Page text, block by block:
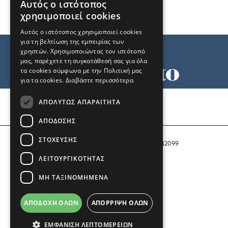
Αριθμός Πιστοποίησης Μ.Η.Τ. 242099
COPYRIGHT © 2026 Το Μανιφέστο
Αυτός ο ιστότοπος
χρησιμοποιεί cookies
Αυτός ο ιστότοπος χρησιμοποιεί cookies
για τη βελτίωση της εμπειρίας των
χρηστών. Χρησιμοποιώντας τον ιστότοπό
μας, παρέχετε τη συγκατάθεσή σας για όλα
τα cookies σύμφωνα με την Πολιτική μας
για τα cookies. Διαβάστε περισσότερα
ΑΠΟΛΎΤΩΣ ΑΠΑΡΑΊΤΗΤΑ
ΑΠΌΔΟΣΗΣ
ΣΤΌΧΕΥΣΗΣ
ΛΕΙΤΟΥΡΓΙΚΌΤΗΤΑΣ
ΜΗ ΤΑΞΙΝΟΜΗΜΈΝΑ
ΑΠΟΔΟΧΉ ΌΛΩΝ ΑΠΌΡΡΙΨΗ ΌΛΩΝ
ΕΜΦΆΝΙΣΗ ΛΕΠΤΟΜΕΡΕΙΏΝ